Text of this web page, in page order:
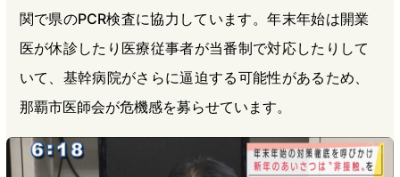
関で県のPCR検査に協力しています。年末年始は開業
医が休診したり医療従事者が当番制で対応したりして
いて、基幹病院がさらに逼迫する可能性があるため、
那覇市医師会が危機感を募らせています。